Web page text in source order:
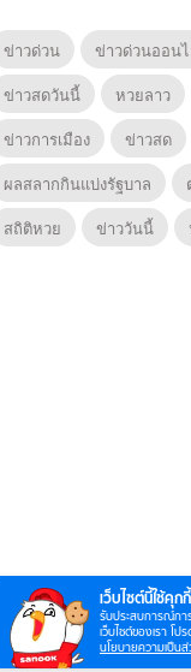
6 พบเธอ (พากย์
ไทย)
ข่าวด่วน
ข่าวด่วนออน
ข่าวสดวันนี้
หวยลาว
ข่าวการเมือง
ข่าวสด
ผลสลากกินแบ่งรัฐบาล
สถิติหวย
ข่าววันนี้
เว็บไซต์นี้ใช้คุกกี้
รับประสบการณ์กา
เว็บไซต์ของเรา โป
นโยบายความเป็น